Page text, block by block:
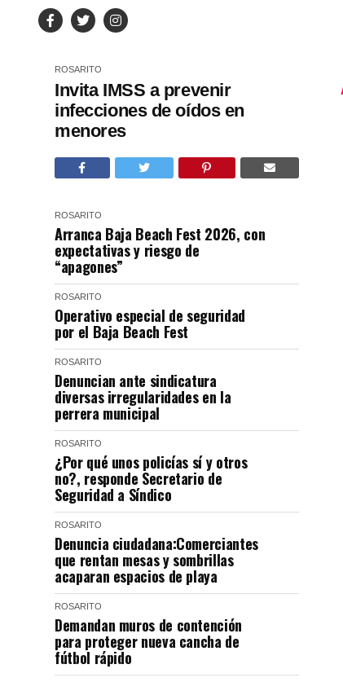
ROSARITO
Invita IMSS a prevenir
infecciones de oídos en
menores
ROSARITO
Arranca Baja Beach Fest 2026, con
expectativas y riesgo de
“apagones”
ROSARITO
Operativo especial de seguridad
por el Baja Beach Fest
ROSARITO
Denuncian ante sindicatura
diversas irregularidades en la
perrera municipal
ROSARITO
¿Por qué unos policías sí y otros
no?, responde Secretario de
Seguridad a Síndico
ROSARITO
Denuncia ciudadana:Comerciantes
que rentan mesas y sombrillas
acaparan espacios de playa
ROSARITO
Demandan muros de contención
para proteger nueva cancha de
fútbol rápido